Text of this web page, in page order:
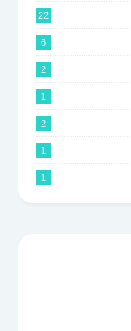
22
6
2
1
2
1
1